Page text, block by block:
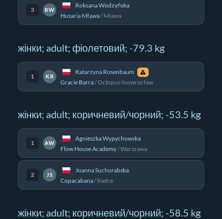
3 RW
Roksana Wodzyńska
Husaria Mława/Mława
жінки; adult; фіолетовий; -79.3 kg
1 KR
Katarzyna Rosenbaum
Gracie Barra/Octopus Inowrocław
жінки; adult; коричневий/чорний; -53.5 kg
1 AW
Agnieszka Wypychowska
Flow House Academy/Warszawa
2 JS
Joanna Suchorabska
Copacabana/Kielce
жінки; adult; коричневий/чорний; -58.5 kg